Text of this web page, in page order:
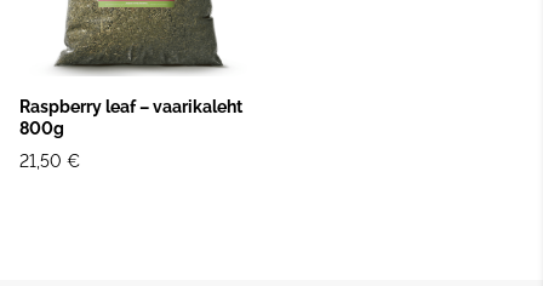
Raspberry leaf – vaarikaleht
800g
21,50 €